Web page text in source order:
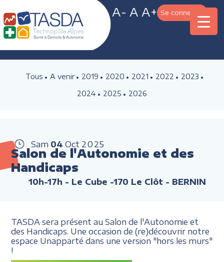
A- A A+ Se connecter
Tous A venir 2019 2020 2021 2022
2023
2024
2025 2026
Sam 04 Oct 2025
Salon de l'Autonomie et des
Handicaps
10h-17h - Le Cube -170 Le Clôt - BERNIN
TASDA sera présent au Salon de l'Autonomie et
des Handicaps. Une occasion de (re)découvrir notre
espace Unapparté dans une version "hors les murs"
!